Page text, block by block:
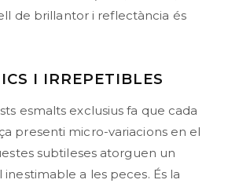
de brillantor i reflectància és
I IRREPETIBLES
esmalts exclusius fa que cada
presenti micro-variacions en el
subtileses atorguen un
a les peces. És la